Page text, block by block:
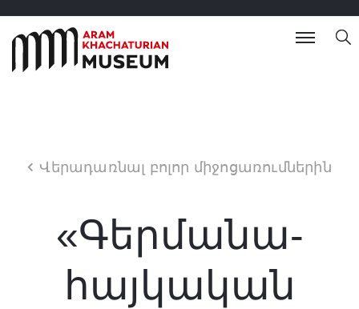
Վերադառնալ բոլոր միջոցառումներին
«Գերմանա-
հայկական